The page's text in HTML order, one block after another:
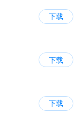
下载
下载
下载